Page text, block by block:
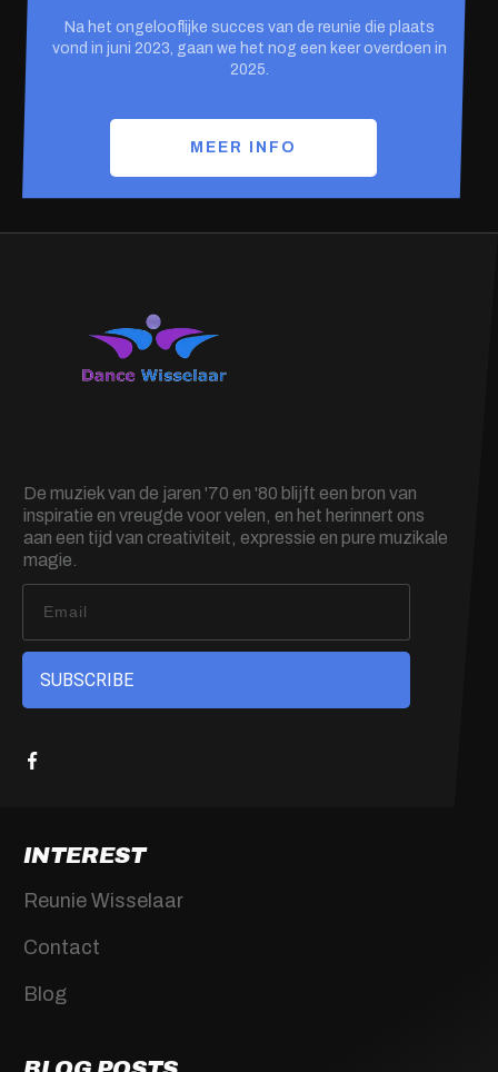
Na het ongelooflijke succes van de reunie die plaats
vond in juni 2023, gaan we het nog een keer overdoen in
2025.
MEER INFO
De muziek van de jaren '70 en '80 blijft een bron van
inspiratie en vreugde voor velen, en het herinnert ons
aan een tijd van creativiteit, expressie en pure muzikale
magie.
SUBSCRIBE
INTEREST
Reunie Wisselaar
Contact
Blog